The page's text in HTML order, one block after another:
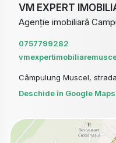
VM EXPERT
Agenție imobiliară
0757799282
Câmpulung Muscel,
Deschide în Google Maps